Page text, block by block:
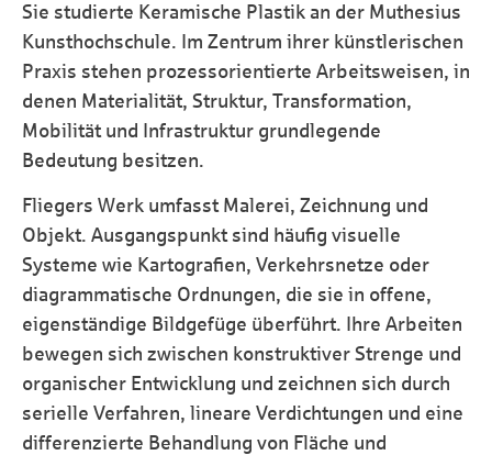
Sie studierte Keramische Plastik an der Muthesius
Kunsthochschule. Im Zentrum ihrer künstlerischen
Praxis stehen prozessorientierte Arbeitsweisen, in
denen Materialität, Struktur, Transformation,
Mobilität und Infrastruktur grundlegende
Bedeutung besitzen.
Fliegers Werk umfasst Malerei, Zeichnung und
Objekt. Ausgangspunkt sind häufig visuelle
Systeme wie Kartografien, Verkehrsnetze oder
diagrammatische Ordnungen, die sie in offene,
eigenständige Bildgefüge überführt. Ihre Arbeiten
bewegen sich zwischen konstruktiver Strenge und
organischer Entwicklung und zeichnen sich durch
serielle Verfahren, lineare Verdichtungen und eine
differenzierte Behandlung von Fläche und